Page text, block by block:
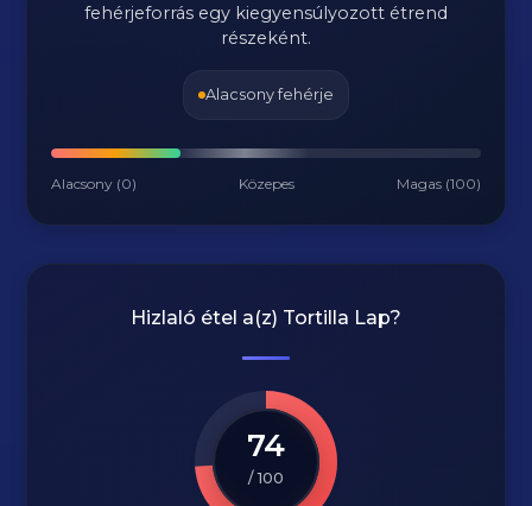
fehérjeforrás egy kiegyensúlyozott étrend
részeként.
Alacsony fehérje
Alacsony (0) Közepes Magas (100)
Hizlaló étel a(z) Tortilla Lap?
74
/ 100